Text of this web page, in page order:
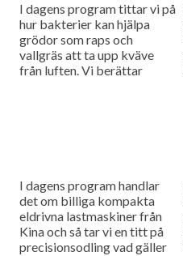
I dagens program tittar vi på
hur bakterier kan hjälpa
grödor som raps och
vallgräs att ta upp kväve
från luften. Vi berättar
I dagens program handlar
det om billiga kompakta
eldrivna lastmaskiner från
Kina och så tar vi en titt på
precisionsodling vad gäller